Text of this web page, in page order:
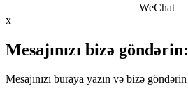
WeChat
x
Mesajınızı bizə göndərin:
Mesajınızı buraya yazın və bizə göndərin